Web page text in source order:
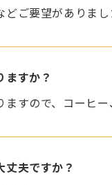
ご要望がありま
ますか？
すので、コーヒー
丈夫ですか？